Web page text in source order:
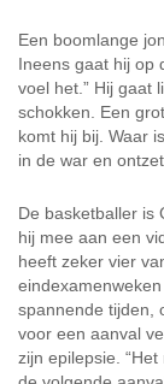
Een boomlange
Ineens gaat hij op
voel het.” Hij gaat
schokken. Een
komt hij bij. Waar
in de war en
De basketballer is
hij mee aan een
heeft zeker vier
spannende tijden,
voor een aanval
zijn epilepsie.